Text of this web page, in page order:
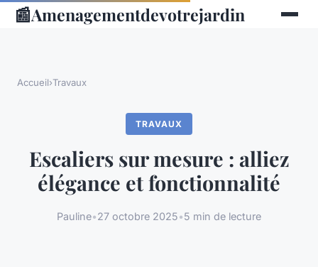
📰Amenagementdevotrejardin
Accueil›Travaux
TRAVAUX
Escaliers sur mesure : alliez
élégance et fonctionnalité
Pauline•27 octobre 2025•5 min de lecture